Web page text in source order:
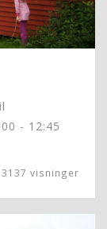
- 12:45
3137 visninger